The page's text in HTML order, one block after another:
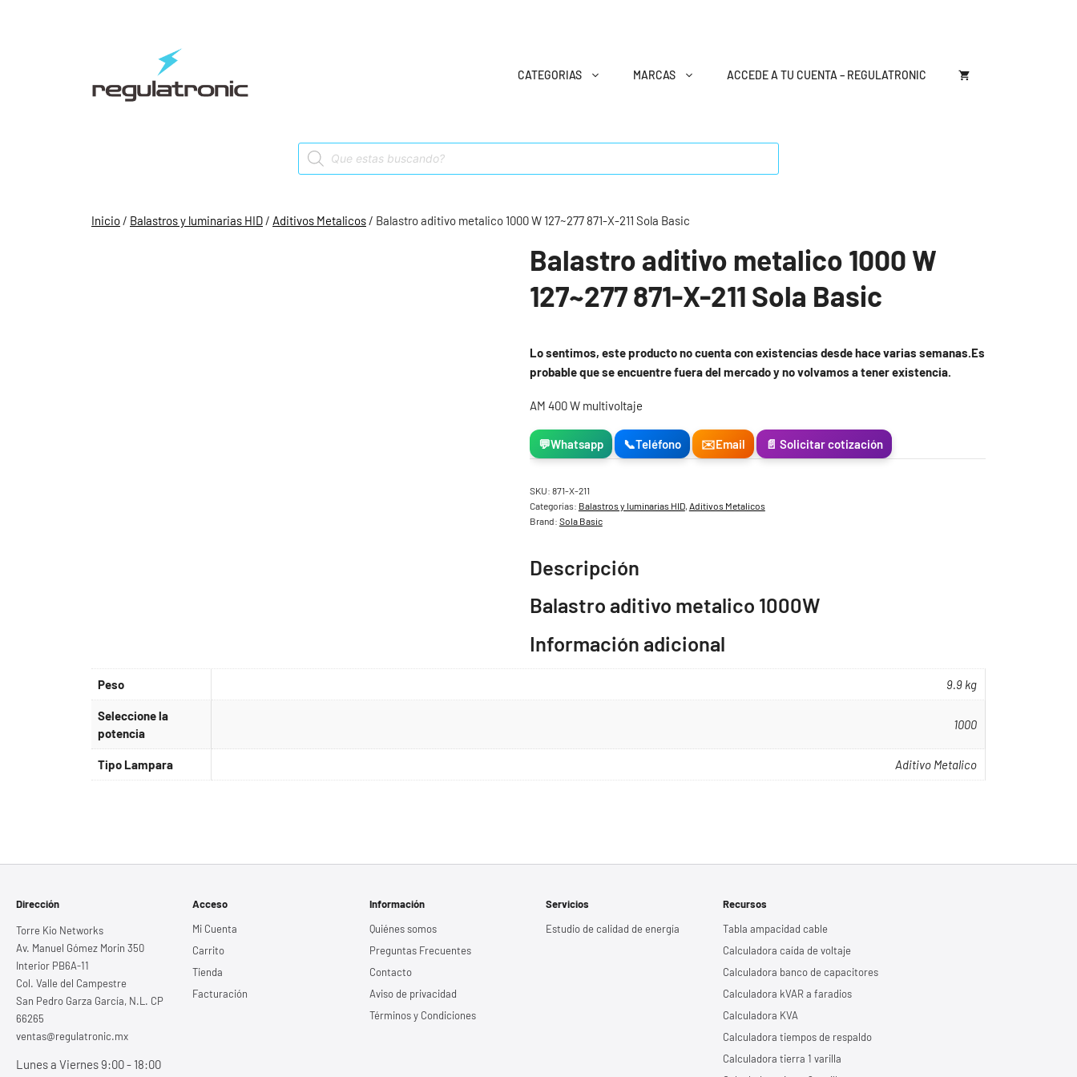
CATEGORIAS MARCAS ACCEDE A TU CUENTA – REGULATRONIC
Products
search
Inicio / Balastros y luminarias HID / Aditivos Metalicos / Balastro aditivo metalico 1000 W 127~277 871-X-211 Sola Basic
Balastro aditivo metalico 1000 W
127~277 871-X-211 Sola Basic
Lo sentimos, este producto no cuenta con existencias desde hace varias semanas.Es
probable que se encuentre fuera del mercado y no volvamos a tener existencia.
AM 400 W multivoltaje
💬Whatsapp 📞Teléfono ✉️Email 📄 Solicitar cotización
SKU: 871-X-211
Categorías: Balastros y luminarias HID, Aditivos Metalicos
Brand: Sola Basic
Descripción
Balastro aditivo metalico 1000W
Información adicional
Peso 9.9 kg
Seleccione la
potencia
1000
Tipo Lampara Aditivo Metalico
Dirección
Torre Kio Networks
Av. Manuel Gómez Morin 350
Interior PB6A-11
Col. Valle del Campestre
San Pedro Garza García, N.L. CP
66265
ventas@regulatronic.mx
Lunes a Viernes 9:00 - 18:00
Acceso
Mi Cuenta
Carrito
Tienda
Facturación
Información
Quiénes somos
Preguntas Frecuentes
Contacto
Aviso de privacidad
Términos y Condiciones
Servicios
Estudio de calidad de energía
Recursos
Tabla ampacidad cable
Calculadora caída de voltaje
Calculadora banco de capacitores
Calculadora kVAR a faradios
Calculadora KVA
Calculadora tiempos de respaldo
Calculadora tierra 1 varilla